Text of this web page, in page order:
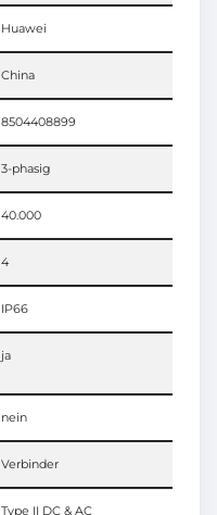
Huawei
China
8504408899
3-phasig
40.000
4
IP66
ja
nein
Verbinder
Type II DC & AC